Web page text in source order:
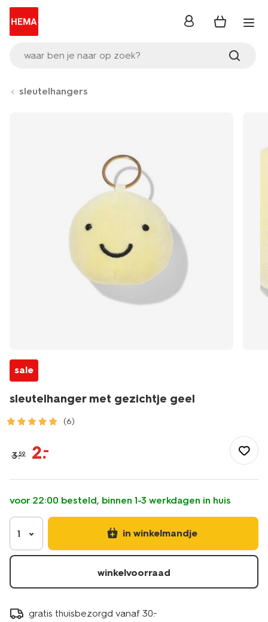
waar ben je naar op zoek?
inloggen
sleutelhangers
sale
sleutelhanger met gezichtje geel
(6)
kantoor/schooltassen/sleutelhangers/sleutelhanger-
met-
geel-
61100274.html
3.59 2.–
voor 22:00 besteld, binnen 1-3 werkdagen in huis
1 in winkelmandje
winkelvoorraad
gratis thuisbezorgd vanaf 30.-